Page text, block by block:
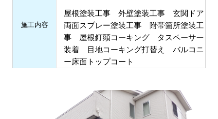
施⼯内容
屋根塗装工事 外壁塗装工事 玄関ドア
両面スプレー塗装工事 附帯箇所塗装工
事 屋根釘頭コーキング タスペーサー
装着 目地コーキング打替え バルコニ
ー床面トップコート